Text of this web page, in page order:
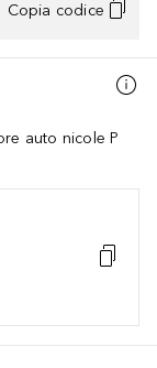
Copia codice
auto nicole P